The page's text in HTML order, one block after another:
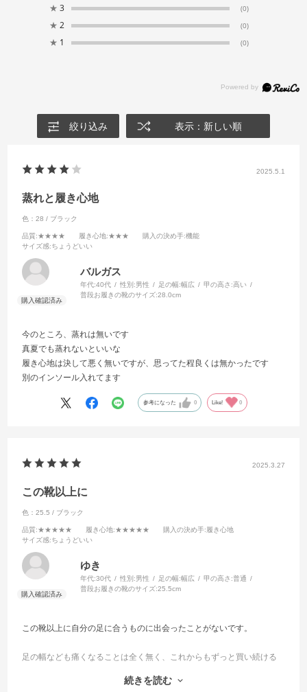
★ 3 (0)
★ 2 (0)
★ 1 (0)
絞り込み 表示：新しい順
2025.5.1
蒸れと履き心地
色：28 / ブラック
品質:★★★★ 履き心地:★★★ 購入の決め手:機能
サイズ感:ちょうどいい
バルガス
年代:40代 性別:男性 足の幅:幅広 甲の高さ:高い
普段お履きの靴のサイズ:28.0cm
今のところ、蒸れは無いです
真夏でも蒸れないといいな
履き心地は決して悪く無いですが、思ってた程良くは無かったです
別のインソール入れてます
参考になった 0 Like! 0
2025.3.27
この靴以上に
色：25.5 / ブラック
品質:★★★★★ 履き心地:★★★★★ 購入の決め手:履き心地
サイズ感:ちょうどいい
ゆき
年代:30代 性別:男性 足の幅:幅広 甲の高さ:普通
普段お履きの靴のサイズ:25.5cm
この靴以上に自分の足に合うものに出会ったことがないです。
足の幅なども痛くなることは全く無く、これからもずっと買い続ける
続きを読む